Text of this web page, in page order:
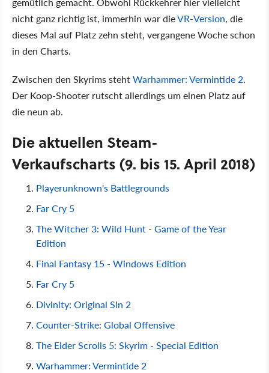
nicht ganz richtig ist, immerhin war dieVR-Version, die
dieses Mal auf Platz zehn steht, vergangene Woche schon
in den Charts.
Zwischen den Skyrims stehtWarhammer: Vermintide 2.
Der Koop-Shooter rutscht allerdings um einen Platz auf
die neun ab.
Die aktuellen Steam-
Verkaufscharts (9. bis 15. April 2018)
Playerunknown's Battlegrounds
Far Cry 5
The Witcher 3: Wild Hunt - Game of the Year
Edition
Final Fantasy 15 - Windows Edition
Far Cry 5
Divinity: Original Sin 2
Counter-Strike: Global Offensive
The Elder Scrolls 5: Skyrim - Special Edition
Warhammer: Vermintide 2